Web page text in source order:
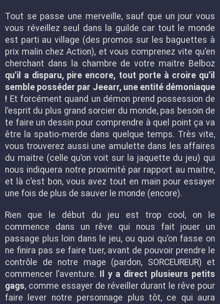
Tout se passe une merveille, sauf que un jour vous
vous réveillez seul dans la guilde car tout le monde
est parti au village (des promos sur les baguettes à
prix malin chez Action), et vous comprenez vite qu’en
cherchant dans la chambre de votre maitre Belboz
qu’il a disparu, pire encore, tout porte à croire qu’il
semble posséder par Jeearr, une entité démoniaque
! Et forcément quand un démon prend possession de
l’esprit du plus grand sorcier du monde, pas besoin de
te faire un dessin pour comprendre à quel point ça va
être la spatio-merde dans quelque temps. Très vite,
vous trouverez aussi une amulette dans les affaires
du maitre (celle qu’on voit sur la jaquette du jeu) qui
nous indiquera notre proximité par rapport au maitre,
et là c’est bon, vous avez tout en main pour essayer
une fois de plus de sauver le monde (encore).
Rien que le début du jeu est trop cool, on le
commence dans un rêve qui nous fait jouer un
passage plus loin dans le jeu, ou quoi qu’on fasse on
ne finira pas se faire tuer, avant de pouvoir prendre le
contrôle de notre mage (pardon, SORCEUREUR) et
commencer l’aventure.
Il y a direct plusieurs petits
gags, comme essayer de réveiller durant le rêve pour
faire lever notre personnage plus tôt, ce qui aura